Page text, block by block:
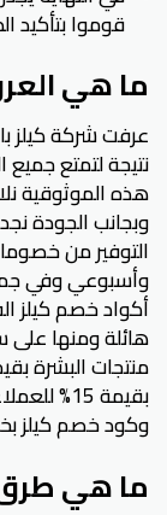
قوموا بتأكيد
ما هي
عرفت شركة كيلز
نتيجة لتمتع جميع
هذه الموثوقية
وبجانب الجودة
التوفير من
وأسبوعي وفي
أكواد خصم كيلز
هائلة ومنها على
بقيمة
وكود خصم كيلز بخصم 20% على منتجات
ما هي طرق